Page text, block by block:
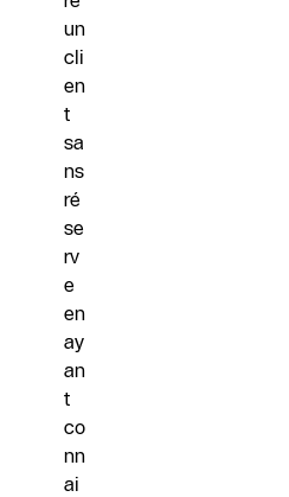
un
cli
en
t
sa
ns
ré
se
rv
e
en
ay
an
t
co
nn
ai